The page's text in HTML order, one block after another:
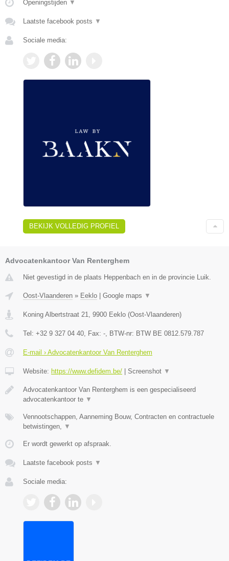
Openingstijden ▼
Laatste facebook posts ▼
Sociale media:
BEKIJK VOLLEDIG PROFIEL
Advocatenkantoor Van Renterghem
Niet gevestigd in de plaats Heppenbach en in de provincie Luik.
Oost-Vlaanderen » Eeklo Google maps ▼
Koning Albertstraat 21, 9900 Eeklo (Oost-Vlaanderen)
Tel: +32 9 327 04 40, Fax: -, BTW-nr: BTW BE 0812.579.787
E-mail › Advocatenkantoor Van Renterghem
Website: https://www.defidem.be/ Screenshot ▼
Advocatenkantoor Van Renterghem is een gespecialiseerd
advocatenkantoor te ▼
Vennootschappen, Aanneming Bouw, Contracten en contractuele
betwistingen, ▼
Er wordt gewerkt op afspraak.
Laatste facebook posts ▼
Sociale media: